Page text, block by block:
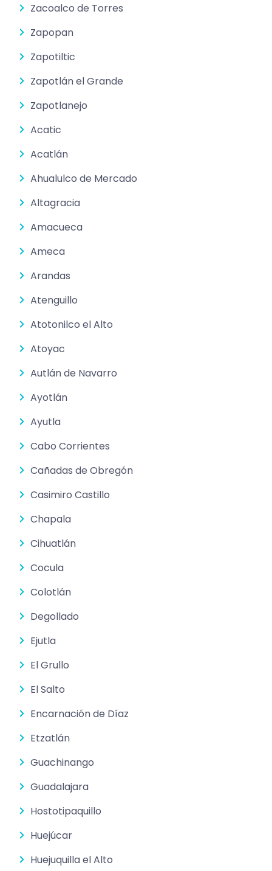
Zacoalco de Torres
Zapopan
Zapotiltic
Zapotlán el Grande
Zapotlanejo
Acatic
Acatlán
Ahualulco de Mercado
Altagracia
Amacueca
Ameca
Arandas
Atenguillo
Atotonilco el Alto
Atoyac
Autlán de Navarro
Ayotlán
Ayutla
Cabo Corrientes
Cañadas de Obregón
Casimiro Castillo
Chapala
Cihuatlán
Cocula
Colotlán
Degollado
Ejutla
El Grullo
El Salto
Encarnación de Díaz
Etzatlán
Guachinango
Guadalajara
Hostotipaquillo
Huejúcar
Huejuquilla el Alto